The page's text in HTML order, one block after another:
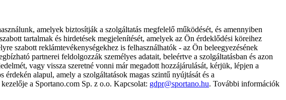
amelyek biztosítják a szolgáltatás megfelelő működését, és amennyiben
tartalmak és hirdetések megjelenítését, amelyek az Ön érdeklődési köreihez
szabott reklámtevékenységekhez is felhasználhatók - az Ön beleegyezésének
partnerei feldolgozzák személyes adatait, beleértve a szolgáltatásban és azon
vagy vissza szeretné vonni már megadott hozzájárulását, kérjük, lépjen a
alapul, amely a szolgáltatások magas szintű nyújtását és a
a Sportano.com Sp. z o.o. Kapcsolat: gdpr@sportano.hu. További információk